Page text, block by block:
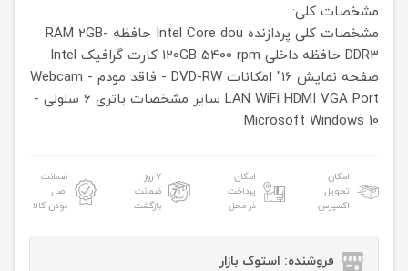
مشخصات کلی:
مشخصات کلی پردازنده Intel Core dou حافظه RAM 2GB-
DDR3 حافظه داخلی 120GB 5400 rpm کارت گرافیک Intel
صفحه نمایش 16" امکانات
DVD-RW - فاقد مودم - Webcam
LAN WiFi HDMI VGA Port سایر مشخصات
باتری 6 سلولی -
Microsoft Windows 10
امکان
تحویل
اکسپرس
امکان
پرداخت
در محل
۷ روز
ضمانت
بازگشت
ضمانت
اصل
بودن کالا
فروشنده: استوک بازار